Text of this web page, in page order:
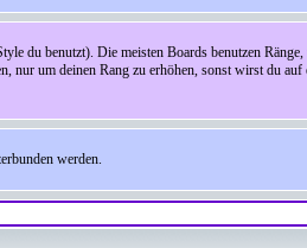
du benutzt). Die meisten Boards benutzen
nur um deinen Rang zu erhöhen, sonst wirst du
werden.